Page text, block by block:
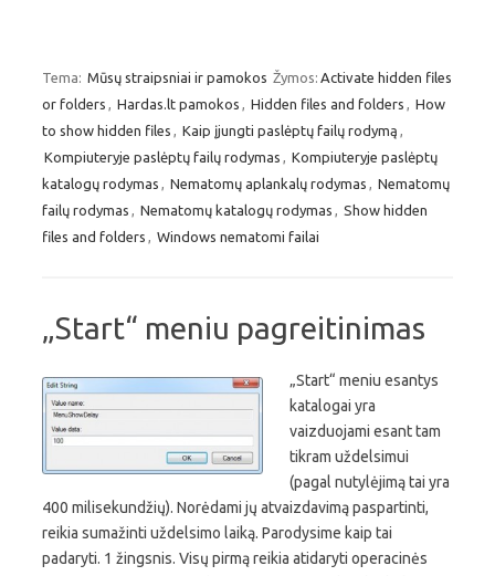
Tema: Mūsų straipsniai ir pamokos Žymos: Activate hidden files
or folders
Hardas.lt pamokos Hidden files and folders
How
to show hidden files
Kaip įjungti paslėptų failų rodymą
Kompiuteryje paslėptų failų rodymas
Kompiuteryje paslėptų
katalogų rodymas
Nematomų aplankalų rodymas
Nematomų
failų rodymas
Nematomų katalogų rodymas
Show hidden
files and folders
Windows nematomi failai
„Start“ meniu pagreitinimas
„Start“ meniu esantys
katalogai yra
vaizduojami esant tam
tikram uždelsimui
(pagal nutylėjimą tai yra
400 milisekundžių). Norėdami jų atvaizdavimą paspartinti,
reikia sumažinti uždelsimo laiką. Parodysime kaip tai
padaryti. 1 žingsnis. Visų pirmą reikia atidaryti operacinės